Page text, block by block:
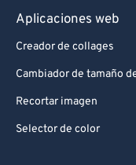
Aplicaciones web
Creador de collages
Cambiador de tamaño
Recortar imagen
Selector de color